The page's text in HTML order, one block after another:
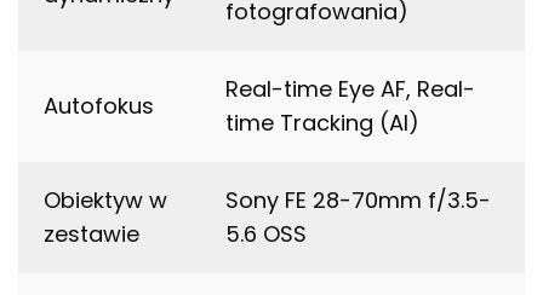
fotografowania)
Autofokus
Real-time Eye AF, Real-
time Tracking (AI)
Obiektyw w
zestawie
Sony FE 28-70mm f/3.5-
5.6 OSS